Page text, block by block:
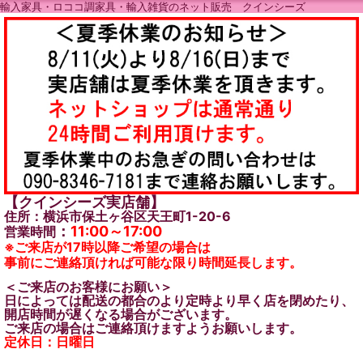
輸入家具・ロココ調家具・輸入雑貨のネット販売 クインシーズ
【クインシーズ実店舗】
住所：横浜市保土ヶ谷区天王町1-20-6
営業時間 ： 11:00～17:00
※ご来店が17時以降ご希望の場合は
事前にご連絡頂ければ可能な限り時間延長します。
＜ご来店のお客様にお願い＞
日によっては配送の都合のより定時より早く店を閉めたり、
開店時間が遅くなる場合がございます。
ご来店の場合はご連絡頂けますようお願いします。
定休日：日曜日